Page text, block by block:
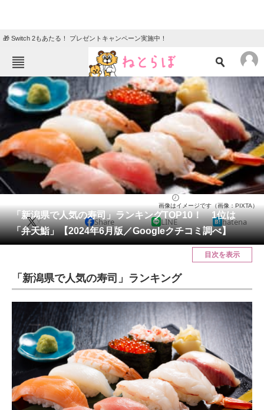
🎁 Switch 2もあたる！ プレゼントキャンペーン実施中！
ねとらぼメニュー
TOP ニュース
クイズ
グルメ 地域
住まい 教育・育児
動物 リサーチ
会員記事
メディア
ITの今と未来を見通す
スマホと通信の最新トレンド
進化するPCとデバイスの未来
好きが集まる 比べて選べる
ビジネスと働き方のヒント
「新潟県で人気の寿司」ランキングTOP10！ 1位は
「弁天鮨」【2024年6月版／Googleクチコミ調べ】
画像はイメージです（画像：PIXTA）
X Share LINE hatena
目次を表示
「新潟県で人気の寿司」ランキング